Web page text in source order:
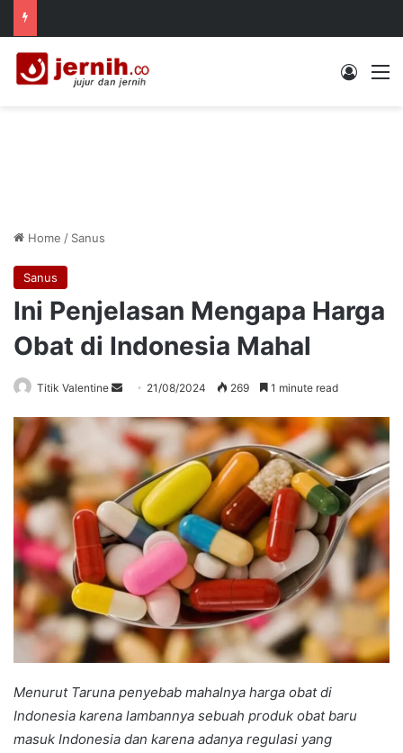
Log In
Home / Sanus
Sanus
Ini Penjelasan Mengapa Harga
Obat di Indonesia Mahal
Titik Valentine
Send
email
21/08/2024 269 1 minute read
Menurut Taruna penyebab mahalnya harga obat di
Indonesia karena lambannya sebuah produk obat baru
masuk Indonesia dan karena adanya regulasi yang